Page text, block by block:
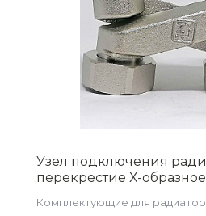
Узел подключения
перекрестие Х-образное
Комплектующие для